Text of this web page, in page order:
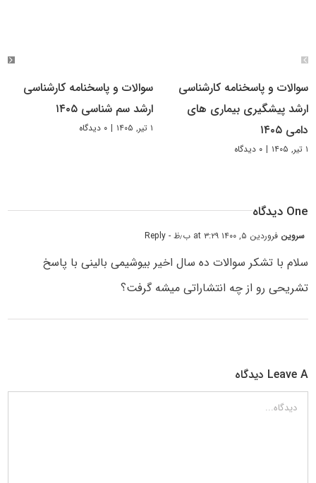
سوالات و پاسخنامه کارشناسی
ارشد پیشگیری بیماری های
دامی ۱۴۰۵
۱ تیر, ۱۴۰۵ | ۰ دیدگاه
سوالات و پاسخنامه کارشناسی
ارشد سم شناسی ۱۴۰۵
۱ تیر, ۱۴۰۵ | ۰ دیدگاه
One دیدگاه
سروین فروردین ۵, ۱۴۰۰ at ۳:۲۹ ب٫ظ - Reply
سلام با تشکر سوالات ده سال اخیر بیوشیمی بالینی با پاسخ
تشریحی رو از چه انتشاراتی میشه گرفت؟
Leave A دیدگاه
دیدگاه